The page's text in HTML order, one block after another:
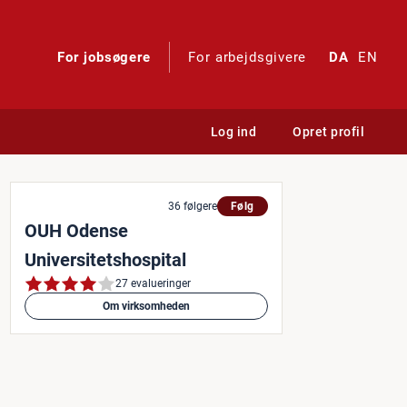
For jobsøgere For arbejdsgivere DA EN
Log ind Opret profil
afdeling, så er
36 følgere Følg
OUH Odense
Universitetshospital
27 evalueringer
Om virksomheden